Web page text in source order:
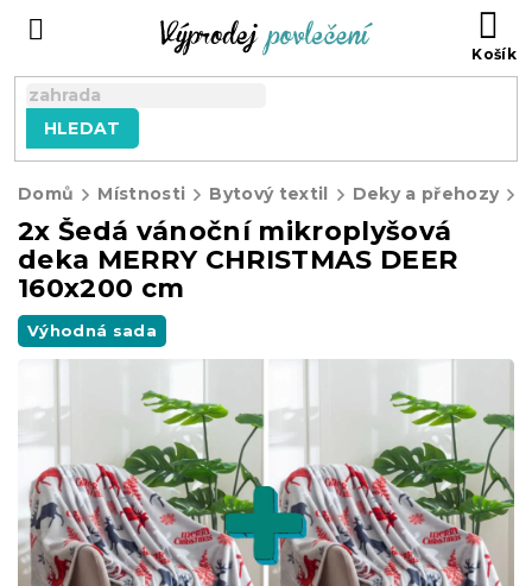
HLEDAT
Domů Místnosti Bytový textil Deky a přehozy
2x Šedá vánoční mikroplyšová
deka MERRY CHRISTMAS DEER
160x200 cm
Výhodná sada